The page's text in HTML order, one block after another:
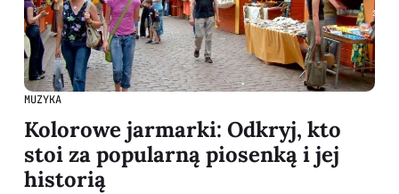
MUZYKA
Kolorowe jarmarki: Odkryj, kto
stoi za popularną piosenką i jej
historią